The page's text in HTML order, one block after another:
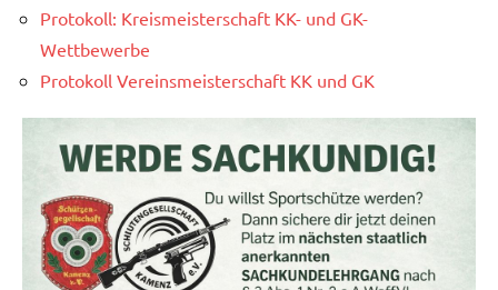
Protokoll: Kreismeisterschaft KK- und GK-
Wettbewerbe
Protokoll Vereinsmeisterschaft KK und GK